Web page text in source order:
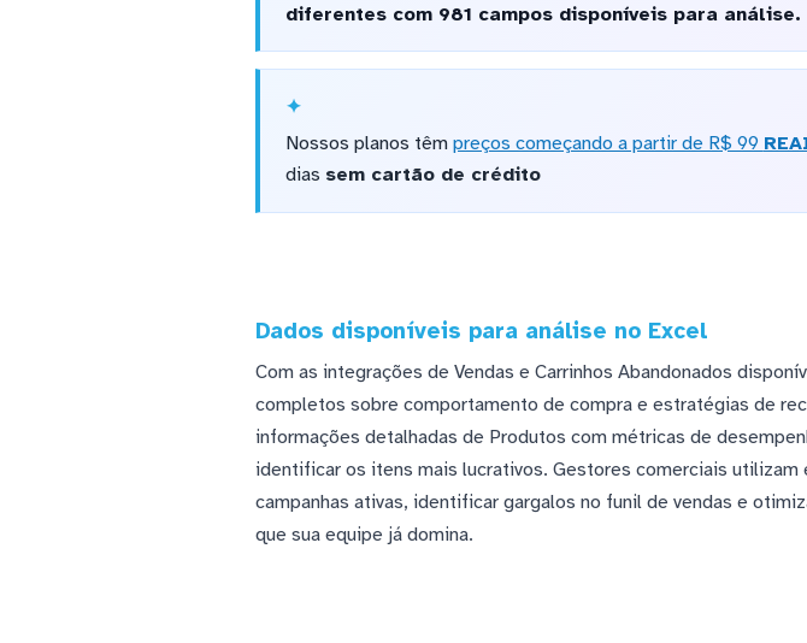
diferentes com 981 campos disponíveis para análise.
Nossos planos têm preços começando a partir de R$ 99
dias sem cartão de crédito
Dados disponíveis para análise no Excel
Com as integrações de Vendas e Carrinhos Abandonados
completos sobre comportamento de compra e estratégias de
informações detalhadas de Produtos com métricas de
identificar os itens mais lucrativos. Gestores comerciais utilizam
campanhas ativas, identificar gargalos no funil de vendas e
que sua equipe já domina.